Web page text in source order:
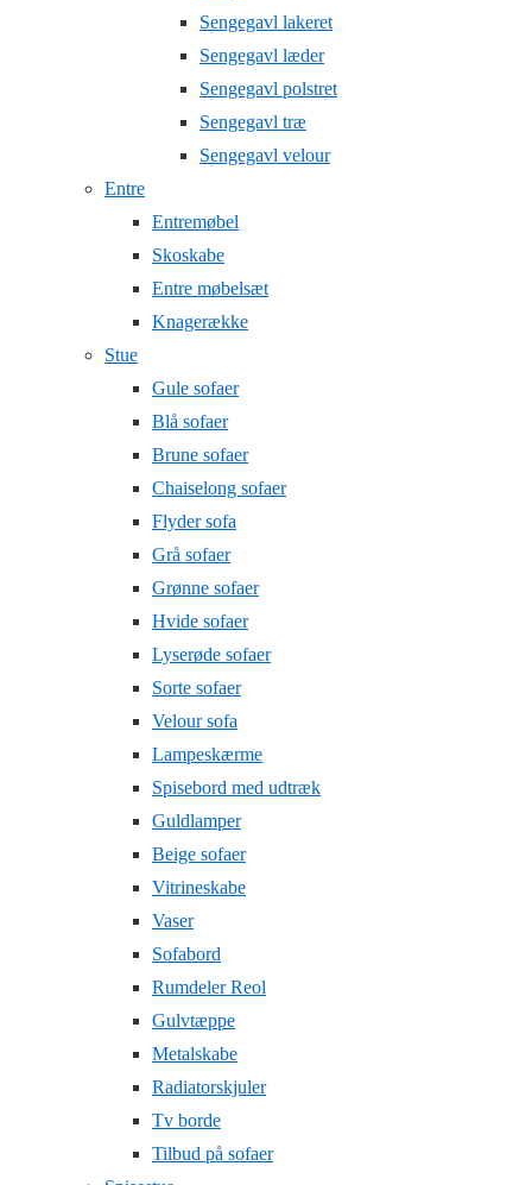
Sengegavl lakeret
Sengegavl læder
Sengegavl polstret
Sengegavl træ
Sengegavl velour
Entre
Entremøbel
Skoskabe
Entre møbelsæt
Knagerække
Stue
Gule sofaer
Blå sofaer
Brune sofaer
Chaiselong sofaer
Flyder sofa
Grå sofaer
Grønne sofaer
Hvide sofaer
Lyserøde sofaer
Sorte sofaer
Velour sofa
Lampeskærme
Spisebord med udtræk
Guldlamper
Beige sofaer
Vitrineskabe
Vaser
Sofabord
Rumdeler Reol
Gulvtæppe
Metalskabe
Radiatorskjuler
Tv borde
Tilbud på sofaer